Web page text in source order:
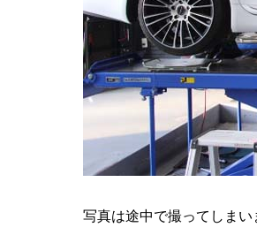
写真は途中で撮ってしまい